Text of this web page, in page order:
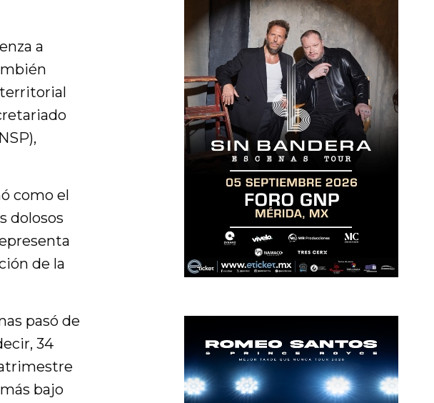
a
como el
dolosos
de la
pasó de
34
bajo